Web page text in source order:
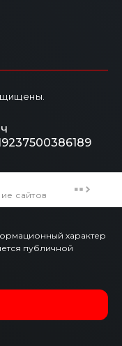
характер
публичной
сайтов